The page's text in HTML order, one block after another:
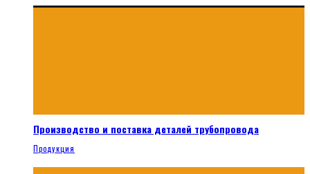
Производство и поставка деталей трубопровода
Продукция